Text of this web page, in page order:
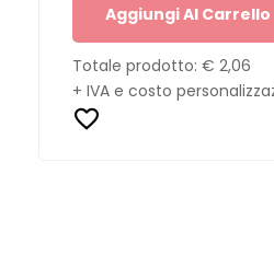
Aggiungi Al Carrello
Totale prodotto: € 2,06
+ IVA e costo